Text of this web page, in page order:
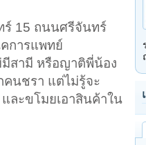
ร์ 15 ถนนศรีจันทร์
การแพทย์
มีสามี หรือญาติพี่น้อง
คนชรา แต่ไม่รู้จะ
และขโมยเอาสินค้าใน